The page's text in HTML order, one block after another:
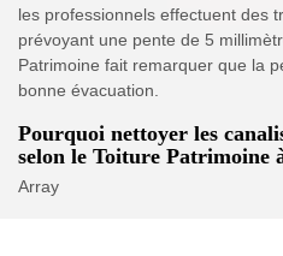
les professionnels effectuent des
prévoyant une pente de 5
Patrimoine fait remarquer que la
bonne évacuation.
Pourquoi nettoyer les
selon le Toiture Patrimoine
Array